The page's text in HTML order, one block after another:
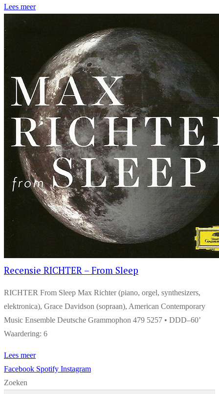
Lees meer
Recensie RICHTER – From Sleep
RICHTER From Sleep Max Richter (piano, orgel, synthesizers,
elektronica), Grace Davidson (sopraan), American Contemporary
Music Ensemble Deutsche Grammophon 479 5257 • DDD–60’
Waardering: 6
Lees meer
Facebook Spotify Instagram
Zoeken